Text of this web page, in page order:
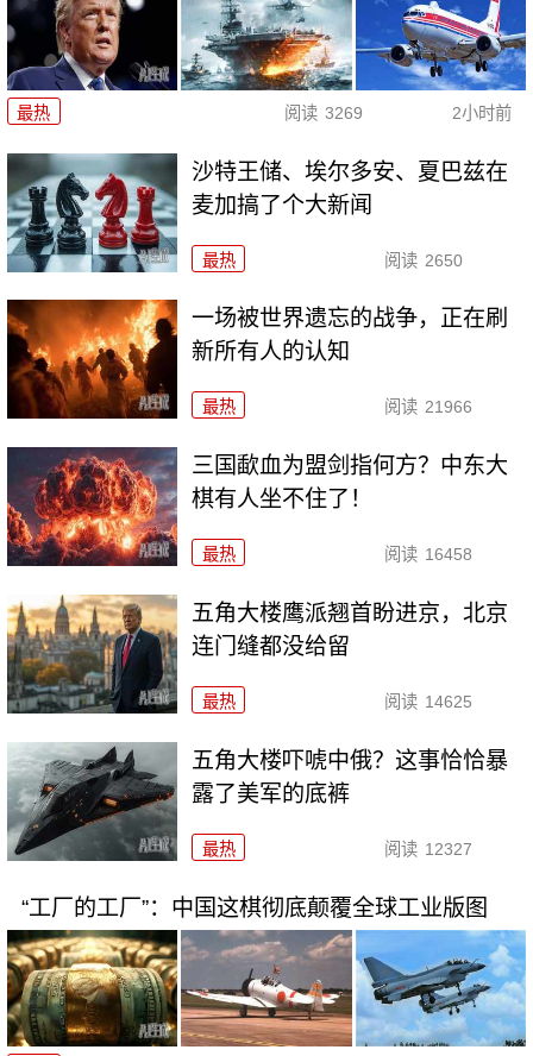
最热 阅读 3269 2小时前
沙特王储、埃尔多安、夏巴兹在
麦加搞了个大新闻
最热 阅读 2650
一场被世界遗忘的战争，正在刷
新所有人的认知
最热 阅读 21966
三国歃血为盟剑指何方？中东大
棋有人坐不住了！
最热 阅读 16458
五角大楼鹰派翘首盼进京，北京
连门缝都没给留
最热 阅读 14625
五角大楼吓唬中俄？这事恰恰暴
露了美军的底裤
最热 阅读 12327
“工厂的工厂”：中国这棋彻底颠覆全球工业版图